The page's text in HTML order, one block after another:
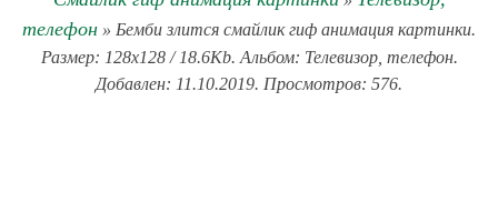
телефон » Бемби злится смайлик гиф анимация картинки.
Размер: 128x128 / 18.6Kb. Альбом: Телевизор, телефон.
Добавлен: 11.10.2019. Просмотров: 576.